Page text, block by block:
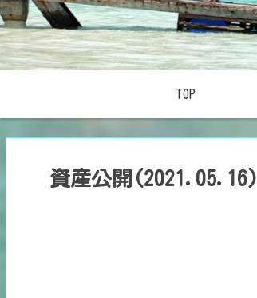
TOP
資産公開(2021.05.16)